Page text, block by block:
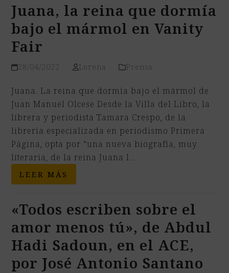
Juana, la reina que dormía
bajo el mármol en Vanity
Fair
28/04/2022 Lorena Prensa
Juana. La reina que dormía bajo el mármol de
Juan Manuel Olcese Desde la Villa del Libro, la
librera y periodista Tamara Crespo, de la
librería especializada en periodismo Primera
Página, opta por “una nueva biografía, muy
literaria, de la reina Juana I…
LEER MÁS
«Todos escriben sobre el
amor menos tú», de Abdul
Hadi Sadoun, en el ACE,
por José Antonio Santano